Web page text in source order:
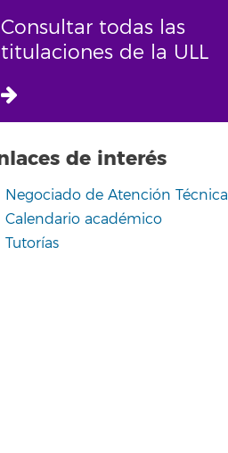
Consultar todas las
titulaciones de la ULL
de interés
Negociado de Atención Técnica
Calendario académico
Tutorías